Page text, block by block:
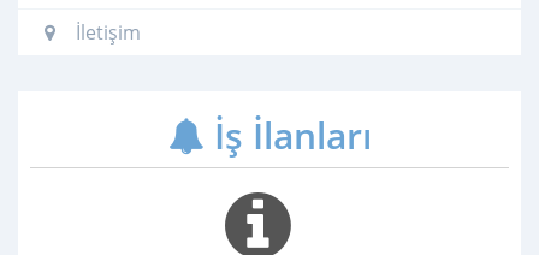
İletişim
İş İlanları